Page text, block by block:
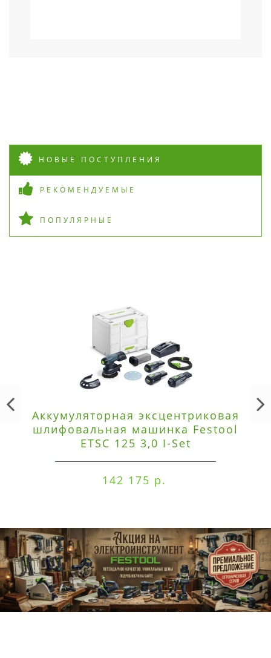
НОВЫЕ ПОСТУПЛЕНИЯ
РЕКОМЕНДУЕМЫЕ
ПОПУЛЯРНЫЕ
Аккумуляторная эксцентриковая
шлифовальная машинка Festool
ETSC 125 3,0 I-Set
142 175 р.